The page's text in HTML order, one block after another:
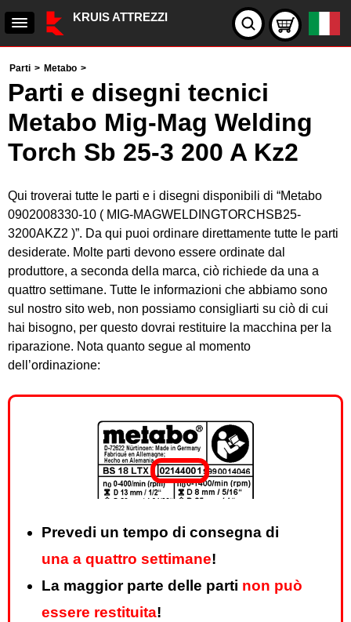
KRUIS ATTREZZI
Parti > Metabo >
Parti e disegni tecnici
Metabo Mig-Mag Welding
Torch Sb 25-3 200 A Kz2
Qui troverai tutte le parti e i disegni disponibili di “Metabo
0902008330-10 ( MIG-MAGWELDINGTORCHSB25-
3200AKZ2 )”. Da qui puoi ordinare direttamente tutte le parti
desiderate. Molte parti devono essere ordinate dal
produttore, a seconda della marca, ciò richiede da una a
quattro settimane. Tutte le informazioni che abbiamo sono
sul nostro sito web, non possiamo consigliarti su ciò di cui
hai bisogno, per questo dovrai restituire la macchina per la
riparazione. Nota quanto segue al momento
dell’ordinazione:
Prevedi un tempo di consegna di
una a quattro settimane!
La maggior parte delle parti non può
essere restituita!